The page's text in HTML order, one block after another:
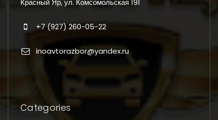
Красный Яр, ул. Комсомольская 191
+7 (927) 260-05-22
inoavtorazbor@yandex.ru
Categories